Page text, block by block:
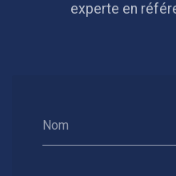
Nom
experte en